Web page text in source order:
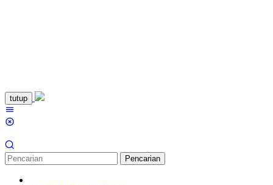
Loncat
ke
konten
tutup
Pencarian